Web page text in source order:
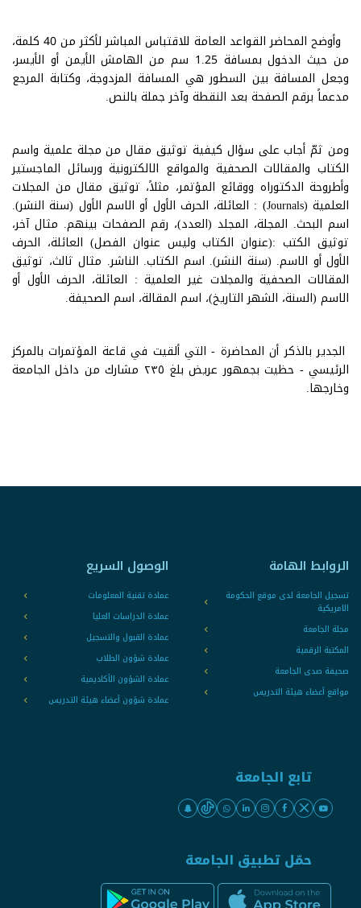
وأوضح المحاضر القواعد العامة للاقتباس المباشر لأكثر من 40 كلمة،
من حيث الدخول بمسافة 1.25 سم من الهامش الأيمن أو الأيسر،
وجعل المسافة بين السطور هي المسافة المزدوجة، وكتابة المرجع
مدعماً برقم الصفحة بعد النقطة وآخر جملة بالنص.
ومن ثمّ أجاب على سؤال كيفية توثيق مقال من مجلة علمية واسم
الكتاب والمقالات الصحفية والمواقع الالكترونية ورسائل الماجستير
وأطروحة الدكتوراه ووقائع المؤتمر، مثلاً، توثيق مقال من المجلات
العلمية (Journals) : العائلة، الحرف الأول أو الاسم الأول (سنة النشر).
اسم البحث. المجلة، المجلد (العدد)، رقم الصفحات بينهم. مثال آخر،
توثيق الكتب :(عنوان الكتاب وليس عنوان الفصل) العائلة، الحرف
الأول أو الاسم. (سنة النشر). اسم الكتاب. الناشر. مثال ثالث، توثيق
المقالات الصحفية والمجلات غير العلمية : العائلة، الحرف الأول أو
الاسم (السنة، الشهر التاريخ)، اسم المقالة، اسم الصحيفة.
الجدير بالذكر أن المحاضرة - التي ألقيت في قاعة المؤتمرات بالمركز
الرئيسي - حظيت بجمهور عريض بلغ ٢٣٥ مشارك من داخل الجامعة
وخارجها.
الروابط الهامة
تسجيل الجامعة لدى موقع الحكومة
الامريكية
مجلة الجامعة
المكتبة الرقمية
صحيفة صدى الجامعة
مواقع أعضاء هيئة التدريس
الوصول السريع
عمادة تقنية المعلومات
عمادة الدراسات العليا
عمادة القبول والتسجيل
عمادة شؤون الطلاب
عمادة الشؤون الأكاديمية
عمادة شؤون أعضاء هيئة التدريس
تابع الجامعة
حمّل تطبيق الجامعة